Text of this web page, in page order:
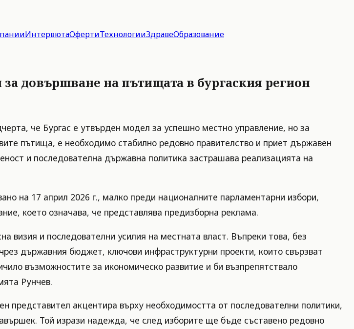
ИнтервютаОфертиТехнологииЗдравеОбразование
довършване на пътищата в бургаския регион
че Бургас е утвърден модел за успешно местно управление, но за
пътища, е необходимо стабилно редовно правителство и приет държавен
и последователна държавна политика застрашава реализацията на
на 17 април 2026 г., малко преди националните парламентарни избори,
което означава, че представлява предизборна реклама.
визия и последователни усилия на местната власт. Въпреки това, без
държавния бюджет, ключови инфраструктурни проекти, които свързват
възможностите за икономическо развитие и би възпрепятствало
Рунчев.
представител акцентира върху необходимостта от последователни политики,
Той изрази надежда, че след изборите ще бъде съставено редовно